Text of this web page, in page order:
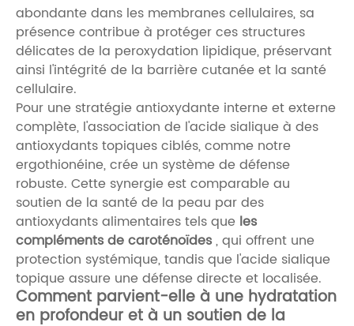
abondante dans les membranes cellulaires, sa
présence contribue à protéger ces structures
délicates de la peroxydation lipidique, préservant
ainsi l'intégrité de la barrière cutanée et la santé
cellulaire.
Pour une stratégie antioxydante interne et externe
complète, l'association de l'acide sialique à des
antioxydants topiques ciblés, comme notre
ergothionéine,crée un système de défense
robuste. Cette synergie est comparable au
soutien de la santé de la peau par des
antioxydants alimentaires tels que les
compléments de caroténoïdes, qui offrent une
protection systémique, tandis que l'acide sialique
topique assure une défense directe et localisée.
Comment parvient-elle à une hydratation
en profondeur et à un soutien de la